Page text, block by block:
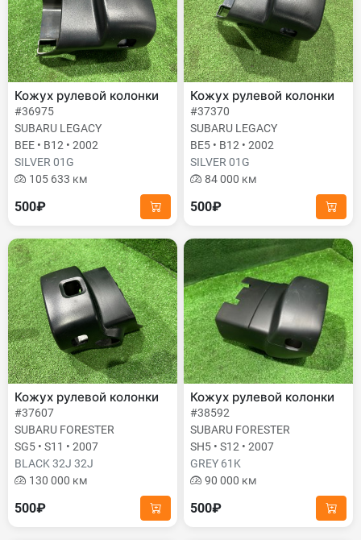
Кожух рулевой колонки
#36975
SUBARU LEGACY
BEE • B12 • 2002
SILVER 01G
105 633 км
500₽
Кожух рулевой колонки
#37370
SUBARU LEGACY
BE5 • B12 • 2002
SILVER 01G
84 000 км
500₽
Кожух рулевой колонки
#37607
SUBARU FORESTER
SG5 • S11 • 2007
BLACK 32J 32J
130 000 км
500₽
Кожух рулевой колонки
#38592
SUBARU FORESTER
SH5 • S12 • 2007
GREY 61K
90 000 км
500₽